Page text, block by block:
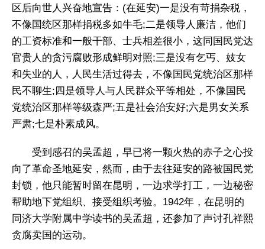
区后向世人兴奋地宣告：(在延安)一是没有苛捐杂税，
不像国统区那样捐税多如牛毛;二是领导人廉洁，他们
的工资标准和一般干部、士兵相差很小，这同国民党达
官贵人的贪污腐败形成鲜明对照;三是没有乞丐、妓女
和失业的人，人民生活过得去，不像国民党统治区那样
民不聊生;四是领导人与人民群众平等相处，不像国民
党统治区那样等级森严;五是社会治安好;六是男女关系
严肃;七是朴素成风。
受到感召的吴孟超，早已将一颗火热的赤子之心投
向了革命圣地延安，然而，由于去往延安的路被国民党
封锁，他只能暂时留在昆明，一边求学打工，一边秘密
帮助地下党组织、接受组织考验。1942年，在昆明的
同济大学附属中学读书的吴孟超，还参加了声讨孔祥熙
贪腐卖国的运动。